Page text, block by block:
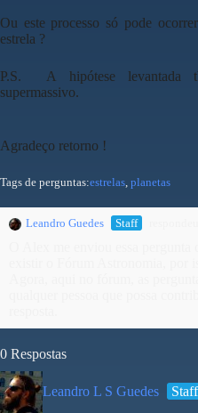
Ou este processo só pode
estrela ?
P.S.
A hipótese levantada
supermassivo.
Agradeço retorno !
Tags de perguntas:estrelas, planetas
Leandro Guedes Staff
0 Respostas
Leandro L S Guedes Staff